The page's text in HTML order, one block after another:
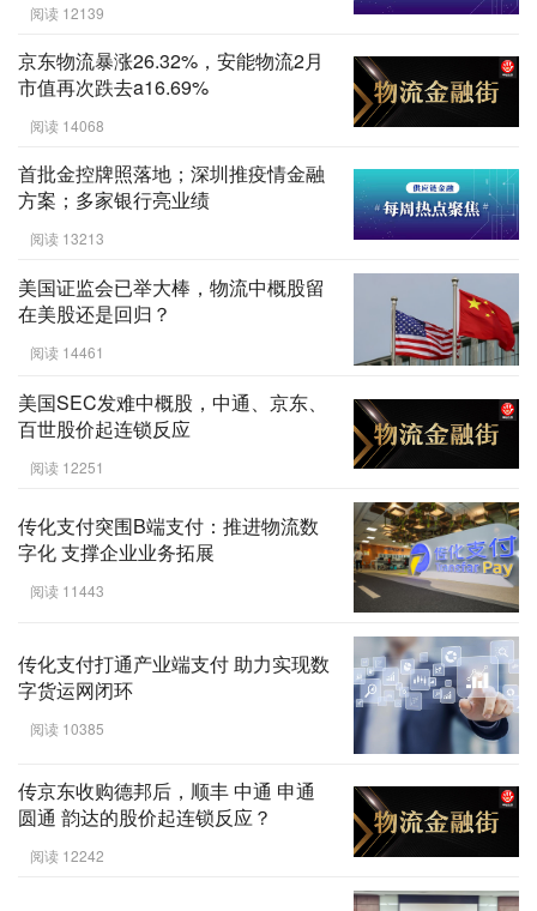
阅读 12139
京东物流暴涨26.32%，安能物流2月
市值再次跌去a16.69%
阅读 14068
首批金控牌照落地；深圳推疫情金融
方案；多家银行亮业绩
阅读 13213
美国证监会已举大棒，物流中概股留
在美股还是回归？
阅读 14461
美国SEC发难中概股，中通、京东、
百世股价起连锁反应
阅读 12251
传化支付突围B端支付：推进物流数
字化 支撑企业业务拓展
阅读 11443
传化支付打通产业端支付 助力实现数
字货运网闭环
阅读 10385
传京东收购德邦后，顺丰 中通 申通
圆通 韵达的股价起连锁反应？
阅读 12242